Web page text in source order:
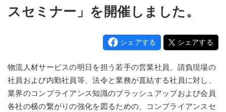
スセミナー」を開催しました。
シェアする シェアする
物流人材サービスの明日を担う若手の営業社員、請負現場の
社員および内勤社員等、法令と業務が直結する社員に対し、
業界のコンプライアンス知識のブラッシュアップおよび会員
各社の横の繋がりの強化を図るための、コンプライアンスセ